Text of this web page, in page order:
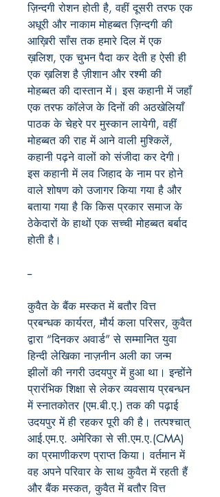
ज़िन्दगी रोशन होती है, वहीं दूसरी तरफ एक
अधूरी और नाकाम मोहब्बत ज़िन्दगी की
आख़िरी साँस तक हमारे दिल में एक
ख़लिश, एक चुभन पैदा कर देती ह ऐसी ही
एक ख़लिश है ज़ीशान और रश्मी की
मोहब्बत की दास्तान में। इस कहानी में जहाँ
एक तरफ कॉलेज के दिनों की अठखेलियाँ
पाठक के चेहरे पर मुस्कान लायेगी, वहीं
मोहब्बत की राह में आने वाली मुश्किलें,
कहानी पढ़ने वालों को संजीदा कर देगी।
इस कहानी में लव जिहाद के नाम पर होने
वाले शोषण को उजागर किया गया है और
बताया गया है कि किस प्रकार समाज के
ठेकेदारों के हाथों एक सच्ची मोहब्बत बर्बाद
होती है।
--
कुवैत के बैंक मस्कत में बतौर वित्त
प्रबन्धक कार्यरत, मौर्य कला परिसर, कुवैत
द्वारा “दिनकर अवार्ड” से सम्मानित युवा
हिन्दी लेखिका नाज़नीन अली का जन्म
झीलों की नगरी उदयपुर में हुआ था। इन्होंने
प्रारंभिक शिक्षा से लेकर व्यवसाय प्रबन्धन
में स्नातकोतर (एम.बी.ए.) तक की पढ़ाई
उदयपुर में ही रहकर पूरी की है। तत्पश्चात्
आई.एम.ए. अमेरिका से सी.एम.ए.(CMA)
का प्रमाणीकरण प्राप्त किया। वर्तमान में
वह अपने परिवार के साथ कुवैत में रहती हैं
और बैंक मस्कत, कुवैत में बतौर वित्त